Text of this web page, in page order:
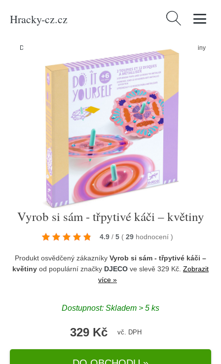
Hracky-cz.cz Vyhledávání
Domů Vyrob si sám - třpytivé káči – květiny
Vyrob si sám - třpytivé káči – květiny
4.9 / 5 ( 29 hodnocení )
Produkt osvědčený zákazníky Vyrob si sám - třpytivé káči –
květiny od populární značky DJECO ve slevě 329 Kč. Zobrazit
více »
Dostupnost: Skladem > 5 ks
329 Kč vč. DPH